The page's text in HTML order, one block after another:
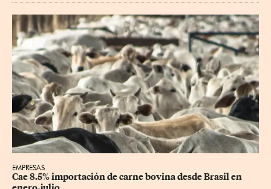
EMPRESAS
Cae 8.5% importación de carne bovina desde Brasil en